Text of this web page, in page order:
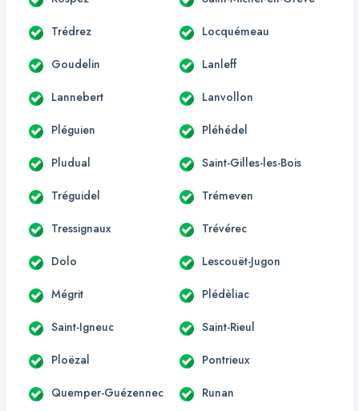
Trédrez Locquémeau
Goudelin Lanleff
Lannebert Lanvollon
Pléguien Pléhédel
Pludual Saint-Gilles-les-Bois
Tréguidel Trémeven
Tressignaux Trévérec
Dolo Lescouët-Jugon
Mégrit Plédèliac
Saint-Igneuc Saint-Rieul
Ploëzal Pontrieux
Quemper-Guézennec Runan